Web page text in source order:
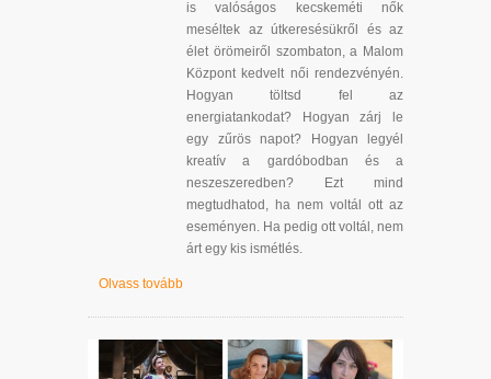
is valóságos kecskeméti nők
meséltek az útkeresésükről és az
élet örömeiről szombaton, a Malom
Központ kedvelt női rendezvényén.
Hogyan töltsd fel az
energiatankodat? Hogyan zárj le
egy zűrös napot? Hogyan legyél
kreatív a gardóbodban és a
neszeszeredben? Ezt mind
megtudhatod, ha nem voltál ott az
eseményen. Ha pedig ott voltál, nem
árt egy kis ismétlés.
Olvass tovább